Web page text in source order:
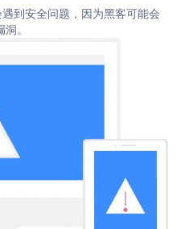
到安全问题，因为黑客可能会
。